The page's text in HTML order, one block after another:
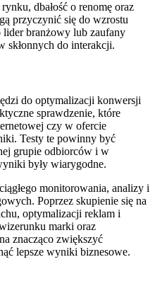
dbałość o renomę oraz
przyczynić się do wzrostu
lider branżowy lub zaufany
skłonnych do interakcji.
do optymalizacji konwersji
sprawdzenie, które
czy w ofercie
Testy te powinny być
grupie odbiorców i w
były wiarygodne.
monitorowania, analizy i
Poprzez skupienie się na
optymalizacji reklam i
marki oraz
znacząco zwiększyć
lepsze wyniki biznesowe.